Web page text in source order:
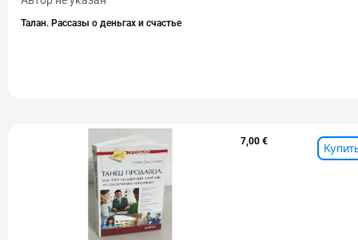
Талан. Рассазы о деньгах и счастье
7,00 €